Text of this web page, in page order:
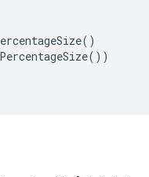
()
())